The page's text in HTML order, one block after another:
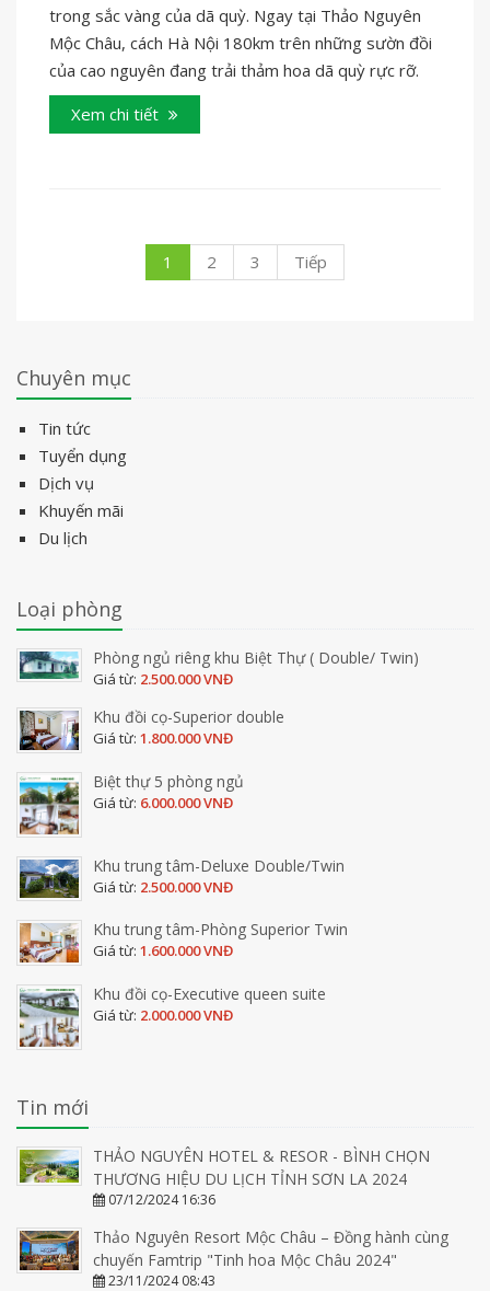
trong sắc vàng của dã quỳ. Ngay tại Thảo Nguyên
Mộc Châu, cách Hà Nội 180km trên những sườn đồi
của cao nguyên đang trải thảm hoa dã quỳ rực rỡ.
Xem chi tiết
1 2 3 Tiếp
Chuyên mục
Tin tức
Tuyển dụng
Dịch vụ
Khuyến mãi
Du lịch
Loại phòng
Phòng ngủ riêng khu Biệt Thự ( Double/ Twin)
Giá từ: 2.500.000 VNĐ
Khu đồi cọ-Superior double
Giá từ: 1.800.000 VNĐ
Biệt thự 5 phòng ngủ
Giá từ: 6.000.000 VNĐ
Khu trung tâm-Deluxe Double/Twin
Giá từ: 2.500.000 VNĐ
Khu trung tâm-Phòng Superior Twin
Giá từ: 1.600.000 VNĐ
Khu đồi cọ-Executive queen suite
Giá từ: 2.000.000 VNĐ
Tin mới
THẢO NGUYÊN HOTEL & RESOR - BÌNH CHỌN
THƯƠNG HIỆU DU LỊCH TỈNH SƠN LA 2024
07/12/2024 16:36
Thảo Nguyên Resort Mộc Châu – Đồng hành cùng
chuyến Famtrip "Tinh hoa Mộc Châu 2024"
23/11/2024 08:43